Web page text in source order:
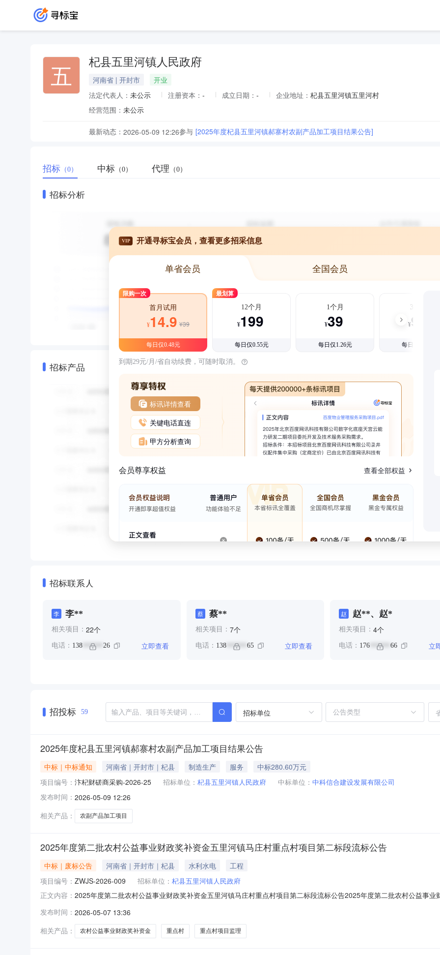
五 杞县五里河镇人民政府
河南省 | 开封市
开业
法定代表人： 未公示 注册资本： - 成立日期： - 企业地址： 杞县五里河镇五里河村
经营范围： 未公示
最新动态： 2026-05-09 12:26参与 [2025年度杞县五里河镇郝寨村农副产品加工项目结果公告]
招标 （0） 中标 （0） 代理 （0）
招标分析
招标产品
VIP 开通寻标宝会员，查看更多招采信息
单省会员 全国会员
限购一次
首月试用
¥14.9 ¥39
每日仅0.48元
最划算
12个月
¥199
每日仅0.55元
1个月
¥39
每日仅1.26元
3个月
¥99
每日仅1.08元
到期29元/月/省自动续费，可随时取消。
标讯详情查看
关键电话直连
甲方分析查询
会员尊享权益 查看全部权益
招标联系人
李 李**
相关项目： 22个
电话： 138 ****** 26 立即查看
蔡 蔡**
相关项目： 7个
电话： 138****** 65 立即查看
赵 赵**、赵*
相关项目： 4个
电话： 176 ****** 66 立
招投标 59 招标单位
2025年度杞县五里河镇郝寨村农副产品加工项目结果公告
中标｜中标通知 河南省｜开封市｜杞县 制造生产 服务
中标280.60万元
项目编号： 汴杞财磋商采购-2026-25 招标单位： 杞县五里河镇人民政府 中标单位： 中科信合建设发展有限公司
发布时间： 2026-05-09 12:26
相关产品：
农副产品加工项目
2025年度第二批农村公益事业财政奖补资金五里河镇马庄村重点村项目第二标段流标公告
中标｜废标公告 河南省｜开封市｜杞县 水利水电
工程
项目编号： ZWJS-2026-009 招标单位： 杞县五里河镇人民政府
正文内容： 2025年度第二批农村公益事业财政奖补资金五里河镇马庄村重点村项目第二标段流标公告2025年度第二批农村公益事
段：2025年度第二批农村公益事业财政奖补资金五里河镇马庄村重点村项目监理二、招标公告发布日期及发布媒体
源交易信息网》上
发布时间： 2026-05-07 13:36
相关产品：
农村公益事业财政奖补资金 重点村 重点村项目监理